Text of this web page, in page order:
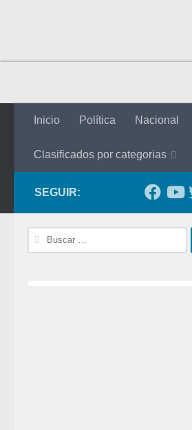
Inicio Política Nacional
Clasificados por categorias
SEGUIR:
Buscar: